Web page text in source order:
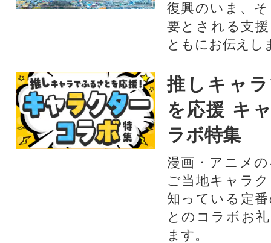
復興のいま、
要とされる支
ともにお伝えし
推しキャ
を応援 キ
ラボ特集
漫画・アニメ
ご当地キャラ
知っている定
とのコラボお
ます。​